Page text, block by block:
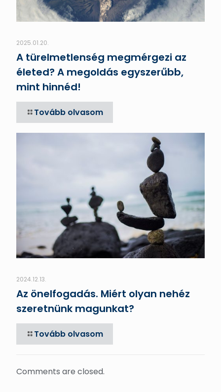
2025.01.20.
A türelmetlenség megmérgezi az
életed? A megoldás egyszerűbb,
mint hinnéd!
Tovább olvasom
2024.12.13.
Az önelfogadás. Miért olyan nehéz
szeretnünk magunkat?
Tovább olvasom
Comments are closed.